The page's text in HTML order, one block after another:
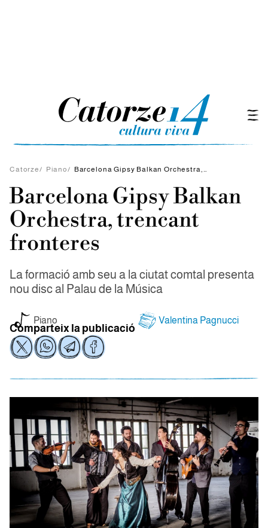
Catorze/ Piano/ Barcelona Gipsy Balkan Orchestra, trencant fronteres
Barcelona Gipsy Balkan
Orchestra, trencant
fronteres
La formació amb seu a la ciutat comtal presenta
nou disc al Palau de la Música
Piano Valentina Pagnucci
Comparteix la publicació